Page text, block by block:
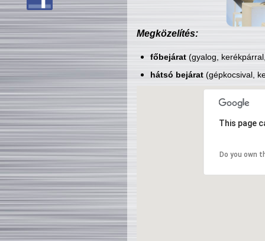
Megközelítés:
főbejárat(gyalog,
hátsó bejárat(gépkocsival,
This page
Do you own